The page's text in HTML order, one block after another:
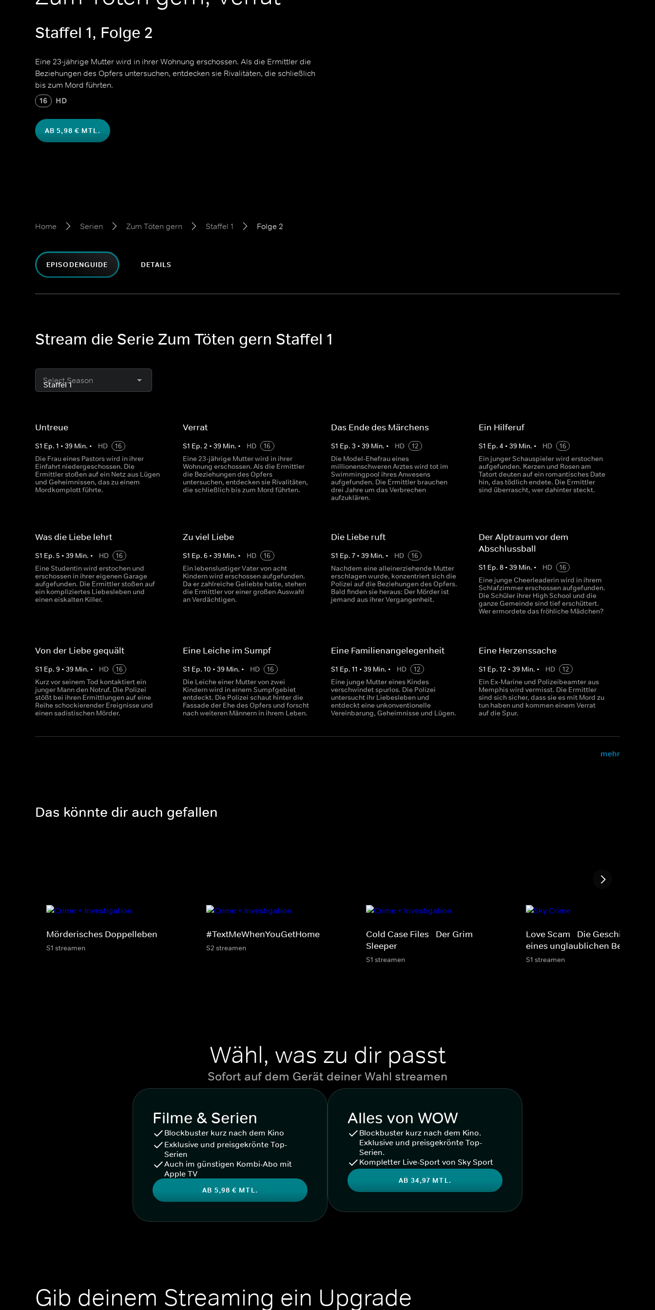
Staffel 1, Folge 2
Eine 23-jährige Mutter wird in ihrer Wohnung erschossen. Als die Ermittler die
Beziehungen des Opfers untersuchen, entdecken sie Rivalitäten, die schließlich
bis zum Mord führten.
16 HD
AB 5,98 € MTL.
Home Serien Zum Töten gern Staffel 1 Folge 2
EPISODENGUIDE DETAILS
Stream die Serie Zum Töten gern Staffel 1
Select Season
Untreue
S1 Ep. 1 • 39 Min. • HD
16
Die Frau eines Pastors wird in ihrer
Einfahrt niedergeschossen. Die
Ermittler stoßen auf ein Netz aus Lügen
und Geheimnissen, das zu einem
Mordkomplott führte.
Verrat
S1 Ep.2 •39 Min. • HD
16
Eine 23-jährige Mutter wird in ihrer
Wohnung erschossen. Als die Ermittler
die Beziehungen des Opfers
untersuchen, entdecken sie Rivalitäten,
die schließlich bis zum Mord führten.
Das Ende des Märchens
S1 Ep. 3 • 39Min. • HD
12
Die Model-Ehefrau eines
millionenschweren Arztes wird tot im
Swimmingpool ihres Anwesens
aufgefunden. Die Ermittler brauchen
drei Jahre um das Verbrechen
aufzuklären.
Ein Hilferuf
S1 Ep. 4 • 39Min. • HD
16
Ein junger Schauspieler wird erstochen
aufgefunden. Kerzen und Rosen am
Tatort deuten auf ein romantisches Date
hin, das tödlich endete. Die Ermittler
sind überrascht, wer dahinter steckt.
Was die Liebe lehrt
S1 Ep. 5 • 39 Min. • HD
16
Eine Studentin wird erstochen und
erschossen in ihrer eigenen Garage
aufgefunden. Die Ermittler stoßen auf
ein kompliziertes Liebesleben und
einen eiskalten Killer.
Zu viel Liebe
S1 Ep.6 •39 Min. • HD
16
Ein lebenslustiger Vater von acht
Kindern wird erschossen aufgefunden.
Da er zahlreiche Geliebte hatte, stehen
die Ermittler vor einer großen Auswahl
an Verdächtigen.
Die Liebe ruft
S1 Ep. 7• 39Min. • HD
16
Nachdem eine alleinerziehende Mutter
erschlagen wurde, konzentriert sich die
Polizei auf die Beziehungen des Opfers.
Bald finden sie heraus: Der Mörder ist
jemand aus ihrer Vergangenheit.
Der Alptraum vor dem
Abschlussball
S1 Ep. 8• 39Min. • HD
16
Eine junge Cheerleaderin wird in ihrem
Schlafzimmer erschossen aufgefunden.
Die Schüler ihrer High School und die
ganze Gemeinde sind tief erschüttert.
Wer ermordete das fröhliche Mädchen?
Von der Liebe gequält
S1 Ep. 9 • 39 Min. • HD
16
Kurz vor seinem Tod kontaktiert ein
junger Mann den Notruf. Die Polizei
stößt bei ihren Ermittlungen auf eine
Reihe schockierender Ereignisse und
einen sadistischen Mörder.
Eine Leiche im Sumpf
S1 Ep.10 •39 Min. • HD
16
Die Leiche einer Mutter von zwei
Kindern wird in einem Sumpfgebiet
entdeckt. Die Polizei schaut hinter die
Fassade der Ehe des Opfers und forscht
nach weiteren Männern in ihrem Leben.
Eine Familienangelegenheit
S1 Ep. 11 • 39Min. • HD
12
Eine junge Mutter eines Kindes
verschwindet spurlos. Die Polizei
untersucht ihr Liebesleben und
entdeckt eine unkonventionelle
Vereinbarung, Geheimnisse und Lügen.
Eine Herzenssache
S1 Ep. 12 • 39Min. • HD
12
Ein Ex-Marine und Polizeibeamter aus
Memphis wird vermisst. Die Ermittler
sind sich sicher, dass sie es mit Mord zu
tun haben und kommen einem Verrat
auf die Spur.
mehr
Das könnte dir auch gefallen
Mörderisches Doppelleben
S1 streamen
#TextMeWhenYouGetHome
S2 streamen
Cold Case Files - Der Grim
Sleeper
S1 streamen
Love Scam - Die Geschichte
eines unglaublichen Betrugs
S1 streamen
Wähl, was zu dir passt
Sofort auf dem Gerät deiner Wahl streamen
Filme & Serien
Blockbuster kurz nach dem Kino
Exklusive und preisgekrönte Top-
Serien
Auch im günstigen Kombi-Abo mit
Apple TV
AB 5,98 € MTL.
Alles von WOW
Blockbuster kurz nach dem Kino.
Exklusive und preisgekrönte Top-
Serien.
Kompletter Live-Sport von Sky Sport
AB 34,97 MTL.
Gib deinem Streaming ein Upgrade